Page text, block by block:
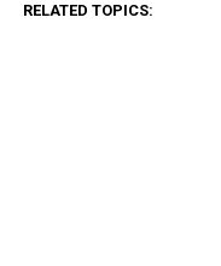
RELATED TOPICS: